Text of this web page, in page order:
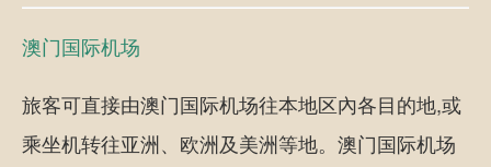
澳门国际机场
旅客可直接由澳门国际机场往本地区內各目的地,或
乘坐机转往亚洲、欧洲及美洲等地。澳门国际机场